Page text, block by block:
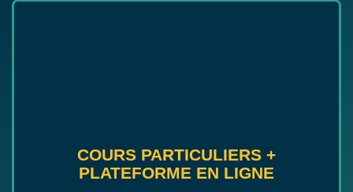
COURS PARTICULIERS +
PLATEFORME EN LIGNE